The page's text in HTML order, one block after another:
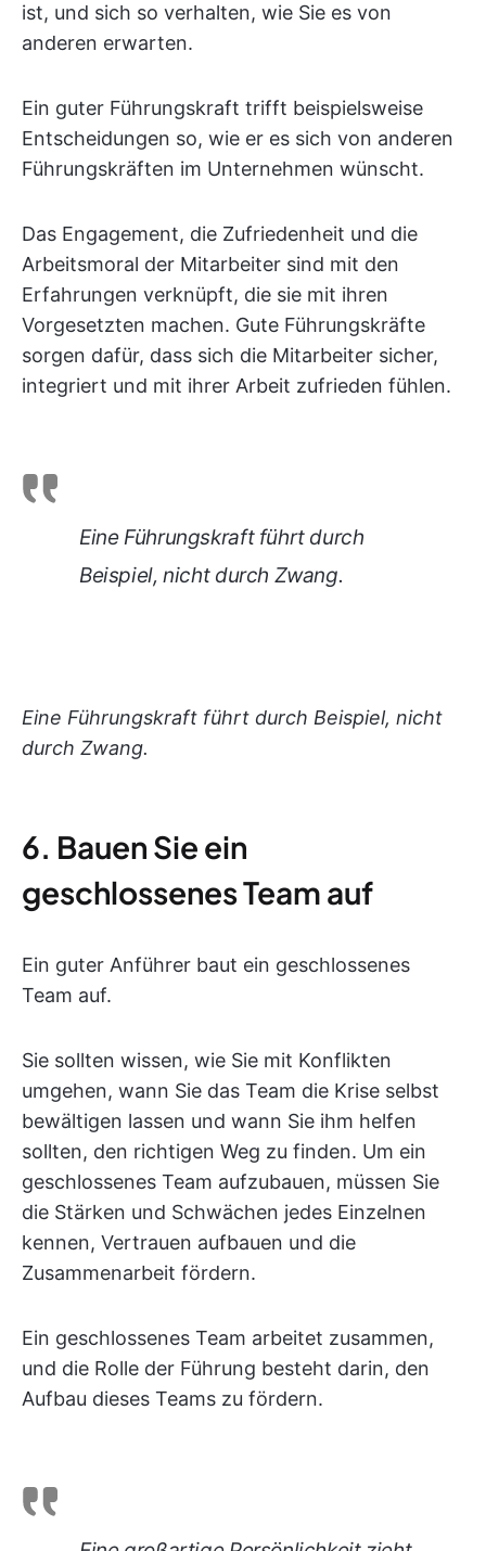
ist, und sich so verhalten, wie Sie es von
anderen erwarten.
Ein guter Führungskraft trifft beispielsweise
Entscheidungen so, wie er es sich von anderen
Führungskräften im Unternehmen wünscht.
Das Engagement, die Zufriedenheit und die
Arbeitsmoral der Mitarbeiter sind mit den
Erfahrungen verknüpft, die sie mit ihren
Vorgesetzten machen. Gute Führungskräfte
sorgen dafür, dass sich die Mitarbeiter sicher,
integriert und mit ihrer Arbeit zufrieden fühlen.
Eine Führungskraft führt durch
Beispiel, nicht durch Zwang.
Eine Führungskraft führt durch Beispiel, nicht
durch Zwang.
6. Bauen Sie ein
geschlossenes Team auf
Ein guter Anführer baut ein geschlossenes
Team auf.
Sie sollten wissen, wie Sie mit Konflikten
umgehen, wann Sie das Team die Krise selbst
bewältigen lassen und wann Sie ihm helfen
sollten, den richtigen Weg zu finden. Um ein
geschlossenes Team aufzubauen, müssen Sie
die Stärken und Schwächen jedes Einzelnen
kennen, Vertrauen aufbauen und die
Zusammenarbeit fördern.
Ein geschlossenes Team arbeitet zusammen,
und die Rolle der Führung besteht darin, den
Aufbau dieses Teams zu fördern.